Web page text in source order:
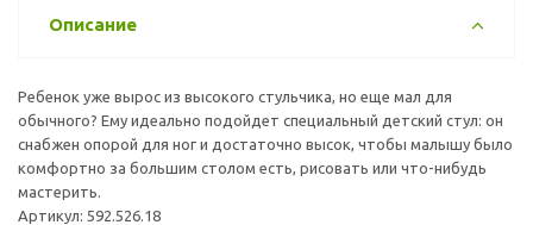
Описание
Ребенок уже вырос из высокого стульчика, но еще мал для
обычного? Ему идеально подойдет специальный детский стул: он
снабжен опорой для ног и достаточно высок, чтобы малышу было
комфортно за большим столом есть, рисовать или что-нибудь
мастерить.
Артикул: 592.526.18